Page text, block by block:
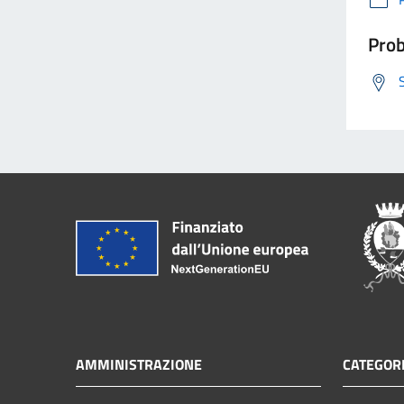
AMMINISTRAZIONE